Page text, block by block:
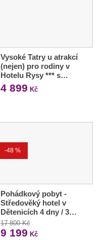
Vysoké Tatry u atrakcí
(nejen) pro rodiny v
Hotelu Rysy *** s…
4 899 Kč
-48 %
Pohádkový pobyt -
Středověký hotel v
Dětenicích 4 dny / 3…
17 800 Kč
9 199 Kč